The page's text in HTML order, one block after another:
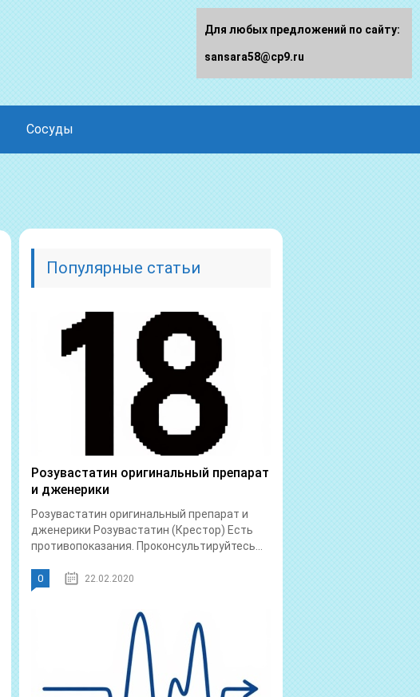
Сосуды
Популярные статьи
Розувастатин оригинальный препарат
и дженерики
Розувастатин оригинальный препарат и
дженерики Розувастатин (Крестор) Есть
противопоказания. Проконсультируйтесь...
0 22.02.2020
Для любых предложений по сайту:
sansara58@cp9.ru